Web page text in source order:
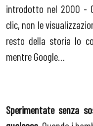
introdotto nel 2000 -
clic, non le
resto della storia lo
mentre Google…
Sperimentate senza